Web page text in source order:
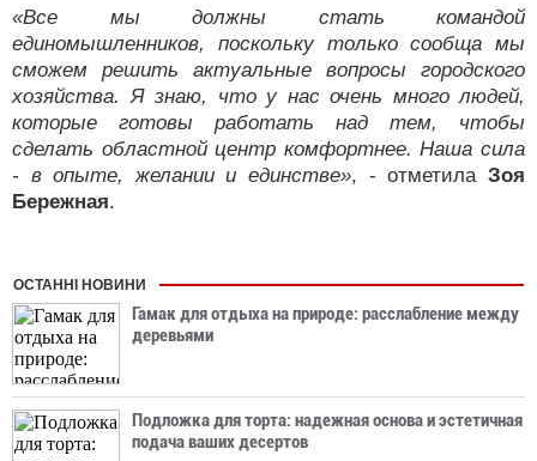
«Все мы должны стать командой
единомышленников, поскольку только сообща мы
сможем решить актуальные вопросы городского
хозяйства. Я знаю, что у нас очень много людей,
которые готовы работать над тем, чтобы
сделать областной центр комфортнее. Наша сила
- в опыте, желании и единстве», - отметила Зоя
Бережная.
ОСТАННІ НОВИНИ
Гамак для отдыха на природе: расслабление между
деревьями
Подложка для торта: надежная основа и эстетичная
подача ваших десертов